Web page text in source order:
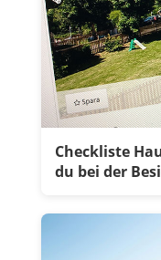
Checkliste
du bei der